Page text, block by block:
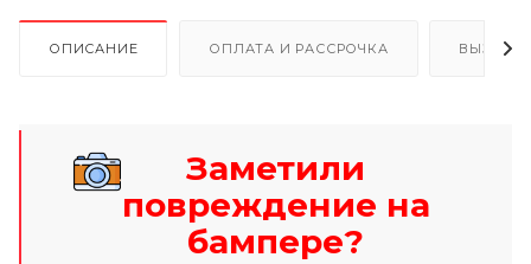
ОПИСАНИЕ ОПЛАТА И РАССРОЧКА ВЫЗОВ
Заметили
повреждение на
бампере?